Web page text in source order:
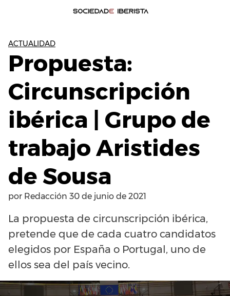
ACTUALIDAD
Propuesta:
Circunscripción
ibérica | Grupo de
trabajo Aristides
de Sousa
por Redacción 30 de junio de 2021
La propuesta de circunscripción ibérica,
pretende que de cada cuatro candidatos
elegidos por España o Portugal, uno de
ellos sea del país vecino.